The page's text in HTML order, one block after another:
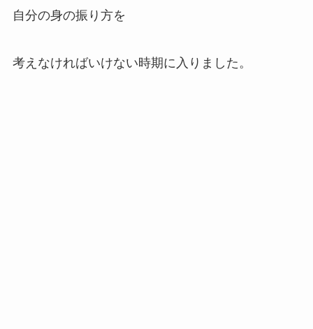
自分の身の振り方を
考えなければいけない時期に入りました。